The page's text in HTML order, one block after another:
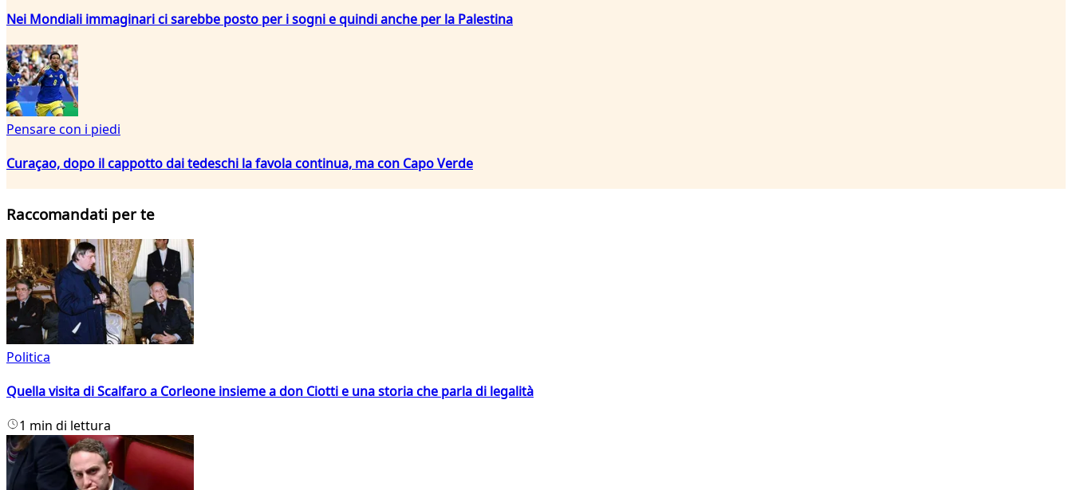
Nei Mondiali immaginari ci sarebbe posto per i sogni e quindi anche per la Palestina
Pensare con i piedi
Curaçao, dopo il cappotto dai tedeschi la favola continua, ma con Capo Verde
Raccomandati per te
Politica
Quella visita di Scalfaro a Corleone insieme a don Ciotti e una storia che parla di legalità
1 min di lettura